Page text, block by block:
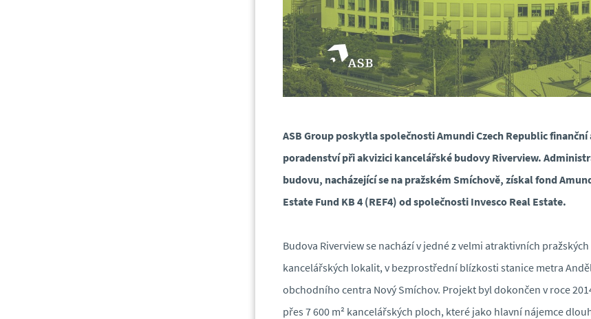
ASB Group poskytla společnosti Amundi Czech Republic finanční
poradenství při akvizici kancelářské budovy Riverview.
budovu, nacházející se na pražském Smíchově, získal fond
Estate Fund KB 4 (REF4) od společnosti Invesco Real Estate.
Budova Riverview se nachází v jedné z velmi atraktivních pražských
kancelářských lokalit, v bezprostřední blízkosti stanice metra
obchodního centra Nový Smíchov. Projekt byl dokončen v roce
přes 7 600 m² kancelářských ploch, které jako hlavní nájemce